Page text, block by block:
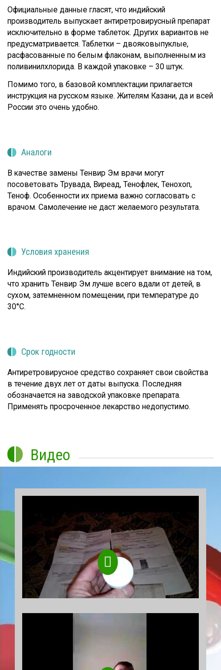
Официальные данные гласят, что индийский
производитель выпускает антиретровирусный препарат
исключительно в форме таблеток. Других вариантов не
предусматривается. Таблетки – двояковыпуклые,
расфасованные по белым флаконам, выполненным из
поливинилхлорида. В каждой упаковке – 30 штук.
Помимо того, в базовой комплектации прилагается
инструкция на русском языке. Жителям Казани, да и всей
России это очень удобно.
Аналоги
В качестве замены Тенвир Эм врачи могут
посоветовать Трувада, Виреад, Тенофлек, Тенохоп,
Теноф. Особенности их приема важно согласовать с
врачом. Самолечение не даст желаемого результата.
Условия хранения
Индийский производитель акцентирует внимание на том,
что хранить Тенвир Эм лучше всего вдали от детей, в
сухом, затемненном помещении, при температуре до
30°С.
Срок годности
Антиретровирусное средство сохраняет свои свойства
в течение двух лет от даты выпуска. Последняя
обозначается на заводской упаковке препарата.
Применять просроченное лекарство недопустимо.
Видео